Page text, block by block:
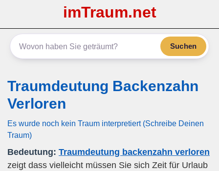
imTraum.net
Suchen
Traumdeutung Backenzahn
Verloren
Es wurde noch kein Traum interpretiert (Schreibe Deinen
Traum)
Bedeutung: Traumdeutung backenzahn verloren
zeigt dass vielleicht müssen Sie sich Zeit für Urlaub